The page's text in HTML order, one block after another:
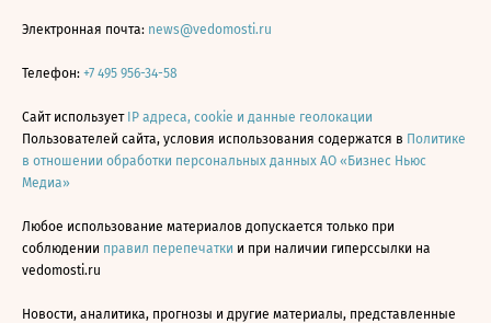
Электронная почта: news@vedomosti.ru
Телефон: +7 495 956-34-58
Сайт использует IP адреса, cookie и данные геолокации
Пользователей сайта, условия использования содержатся в Политике
в отношении обработки персональных данных АО «Бизнес Ньюс
Медиа»
Любое использование материалов допускается только при
соблюдении правил перепечатки и при наличии гиперссылки на
vedomosti.ru
Новости, аналитика, прогнозы и другие материалы, представленные